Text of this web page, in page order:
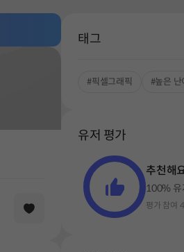
태그
#픽셀그래픽 #높은 난
유저 평가
추천해
100% 유
평가 참여